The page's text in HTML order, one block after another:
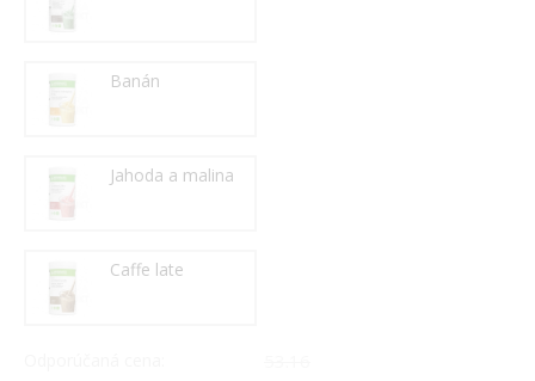
Banán
Jahoda a malina
Caffe late